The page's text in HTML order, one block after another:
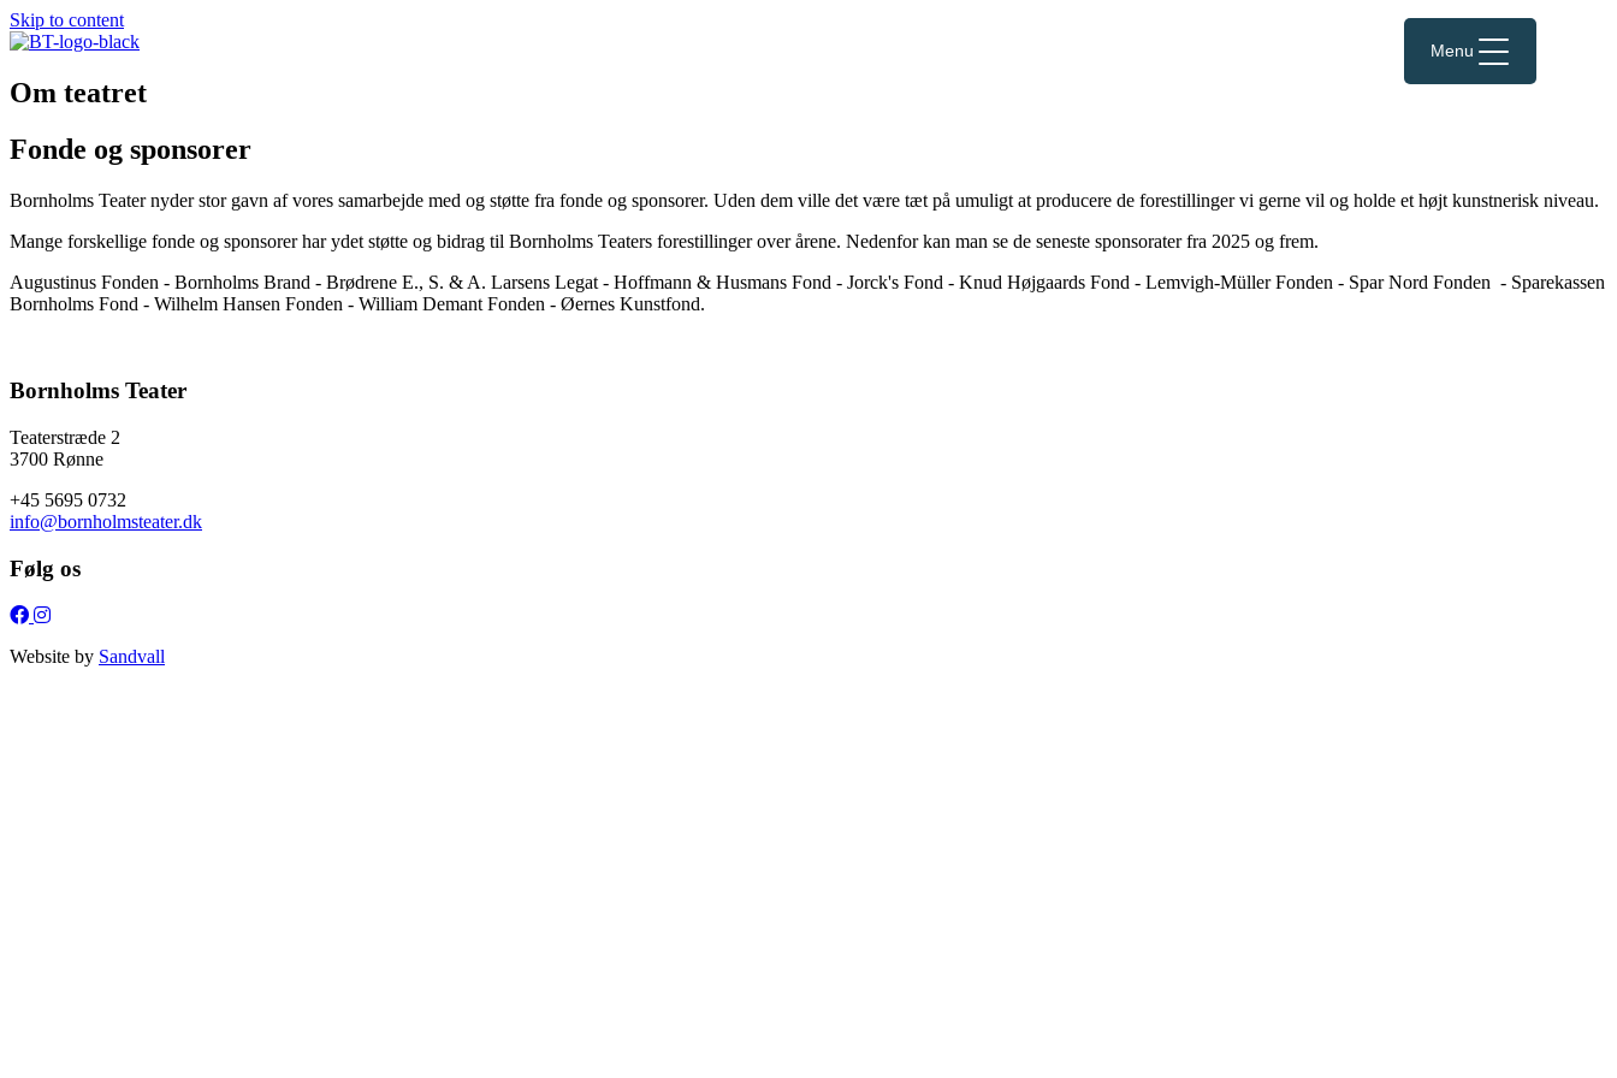
Skip to content
Menu
Om teatret
Fonde og sponsorer
Bornholms Teater nyder stor gavn af vores samarbejde med og støtte fra fonde og sponsorer. Uden dem ville det være tæt på umuligt at producere de forestillinger vi gerne vil og holde et højt kunstnerisk niveau.
Mange forskellige fonde og sponsorer har ydet støtte og bidrag til Bornholms Teaters forestillinger over årene. Nedenfor kan man se de seneste sponsorater fra 2025 og frem.
Augustinus Fonden - Bornholms Brand - Brødrene E., S. & A. Larsens Legat - Hoffmann & Husmans Fond - Jorck's Fond - Knud Højgaards Fond - Lemvigh-Müller Fonden - Spar Nord Fonden - Sparekassen
Bornholms Fond - Wilhelm Hansen Fonden - William Demant Fonden - Øernes Kunstfond.
Bornholms Teater
Teaterstræde 2
3700 Rønne
+45 5695 0732
info@bornholmsteater.dk
Følg os
Website by Sandvall